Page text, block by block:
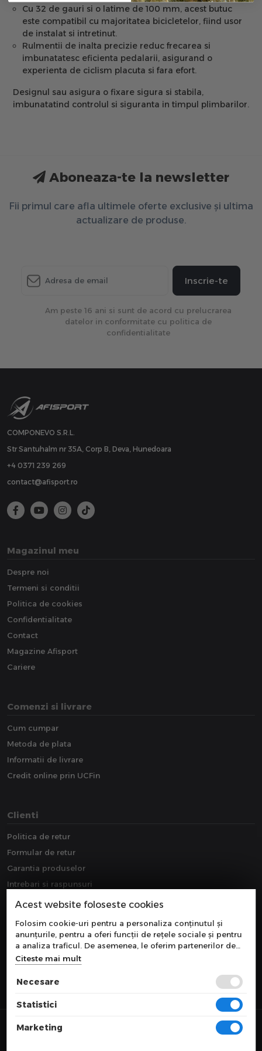
Cu 32 de gauri si o latime de 100 mm, acest butuc
este compatibil cu majoritatea bicicletelor, fiind usor
de instalat si intretinut.
Rulmentii de inalta precizie reduc frecarea si
imbunatatesc eficienta pedalarii, asigurand o
experienta de ciclism placuta si fara efort.
Designul sau asigura o fixare sigura si stabila,
imbunatatind controlul si siguranta in timpul plimbarilor.
Aboneaza-te la newsletter
Fii primul care afla ultimele oferte exclusive și ultima
actualizare de produse.
Inscrie-te
Am peste 16 ani si sunt de acord cu prelucrarea
datelor in conformitate cu politica de
confidentialitate
COMPONEVO S.R.L.
Str Santuhalm nr 35A, Corp B, Deva, Hunedoara
+4 0371 239 269
contact@afisport.ro
Magazinul meu
Despre noi
Termeni si conditii
Politica de cookies
Confidentialitate
Contact
Magazine Afisport
Cariere
Comenzi si livrare
Cum cumpar
Metoda de plata
Informatii de livrare
Credit online prin UCFin
Clienti
Politica de retur
Formular de retur
Garantia produselor
Intrebari si raspunsuri
Downloads
Acest website foloseste cookies
Folosim cookie-uri pentru a personaliza conținutul și
anunțurile, pentru a oferi funcții de rețele sociale și pentru
a analiza traficul. De asemenea, le oferim partenerilor de
rețele sociale, de publicitate și de analize informații cu
privire la modul în care folosiți site-ul nostru. Aceștia le
pot combina cu alte informații oferite de dvs. sau culese în
Citeste mai mult
Necesare
Statistici
Marketing